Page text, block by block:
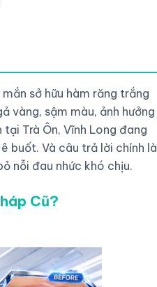
sở hữu hàm răng trắng
vàng, sậm màu, ảnh hưởng
Trà Ôn, Vĩnh Long đang
buốt. Và câu trả lời chính là
nỗi đau nhức khó chịu.
Cũ?